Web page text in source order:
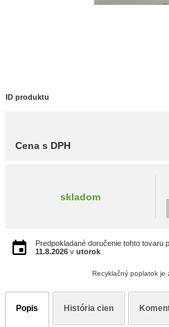
ID produktu
Cena s DPH
skladom
Predpokladané doručenie tohto tovaru
11.8.2026 v utorok
Recyklačný poplatok je
Popis História cien